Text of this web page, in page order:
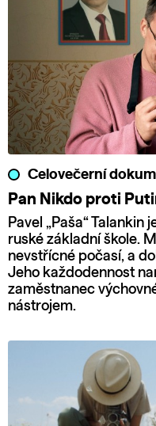
Celovečerní
Pan Nikdo proti
Pavel „Paša“ Talankin
ruské základní škole.
nevstřícné počasí, a
Jeho každodennost
zaměstnanec
nástrojem.